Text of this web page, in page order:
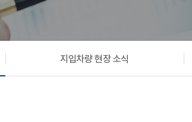
지입차량 현장 소식